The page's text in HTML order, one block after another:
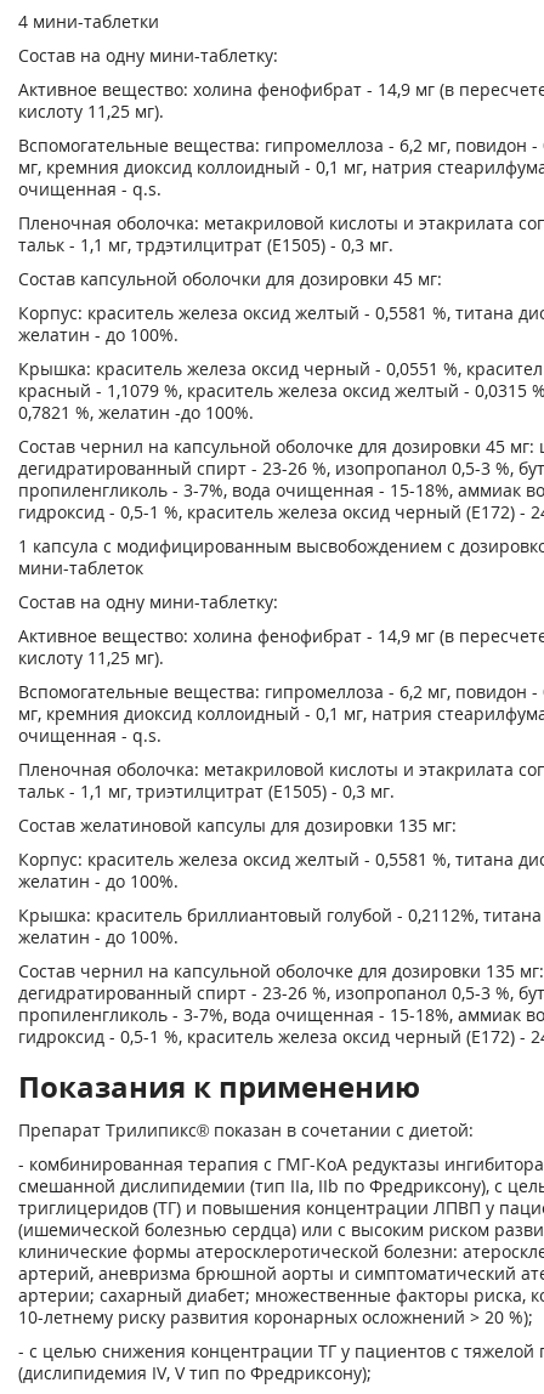
4 мини-таблетки
Состав на одну мини-таблетку:
Активное вещество: холина фенофибрат - 14,9 мг (в
кислоту 11,25 мг).
Вспомогательные вещества: гипромеллоза - 6,2 мг, повидон -
мг, кремния диоксид коллоидный - 0,1 мг, натрия
очищенная - q.s.
Пленочная оболочка: метакриловой кислоты и этакрилата
тальк - 1,1 мг, трдэтилцитрат (Е1505) - 0,3 мг.
Состав капсульной оболочки для дозировки 45 мг:
Корпус: краситель железа оксид желтый - 0,5581 %, титана
желатин - до 100%.
Крышка: краситель железа оксид черный - 0,0551 %,
красный - 1,1079 %, краситель железа оксид желтый - 0,0315
0,7821 %, желатин -до 100%.
Состав чернил на капсульной оболочке для дозировки 45 мг:
дегидратированный спирт - 23-26 %, изопропанол 0,5-3 %,
пропиленгликоль - 3-7%, вода очищенная - 15-18%, аммиак
гидроксид - 0,5-1 %, краситель железа оксид черный (Е172) -
1 капсула с модифицированным высвобождением с
мини-таблеток
Состав на одну мини-таблетку:
Активное вещество: холина фенофибрат - 14,9 мг (в
кислоту 11,25 мг).
Вспомогательные вещества: гипромеллоза - 6,2 мг, повидон -
мг, кремния диоксид коллоидный - 0,1 мг, натрия
очищенная - q.s.
Пленочная оболочка: метакриловой кислоты и этакрилата
тальк - 1,1 мг, триэтилцитрат (Е1505) - 0,3 мг.
Состав желатиновой капсулы для дозировки 135 мг:
Корпус: краситель железа оксид желтый - 0,5581 %, титана
желатин - до 100%.
Крышка: краситель бриллиантовый голубой - 0,2112%,
желатин - до 100%.
Состав чернил на капсульной оболочке для дозировки 135
дегидратированный спирт - 23-26 %, изопропанол 0,5-3 %,
пропиленгликоль - 3-7%, вода очищенная - 15-18%, аммиак
гидроксид - 0,5-1 %, краситель железа оксид черный (Е172) -
Показания к применению
Препарат Трилипикс® показан в сочетании с диетой:
- комбинированная терапия с ГМГ-КоА редуктазы
смешанной дислипидемии (тип IIа, IIb по Фредриксону), с
триглицеридов (ТГ) и повышения концентрации ЛПВП у
(ишемической болезнью сердца) или с высоким риском
клинические формы атеросклеротической болезни:
артерий, аневризма брюшной аорты и симптоматический
артерии; сахарный диабет; множественные факторы риска,
10-летнему риску развития коронарных осложнений > 20 %);
- с целью снижения концентрации ТГ у пациентов с тяжелой
(дислипидемия IV, V тип по Фредриксону);